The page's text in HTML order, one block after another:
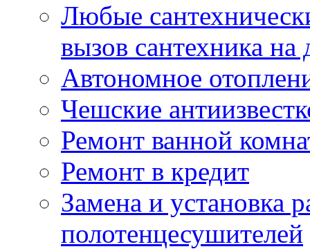
Любые
вызов сантехника на
Автономное
Чешские
Ремонт ванной
Ремонт в кредит
Замена и установка
полотенцесушителей